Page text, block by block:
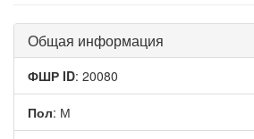
Общая информация
ФШР ID: 20080
Пол: М